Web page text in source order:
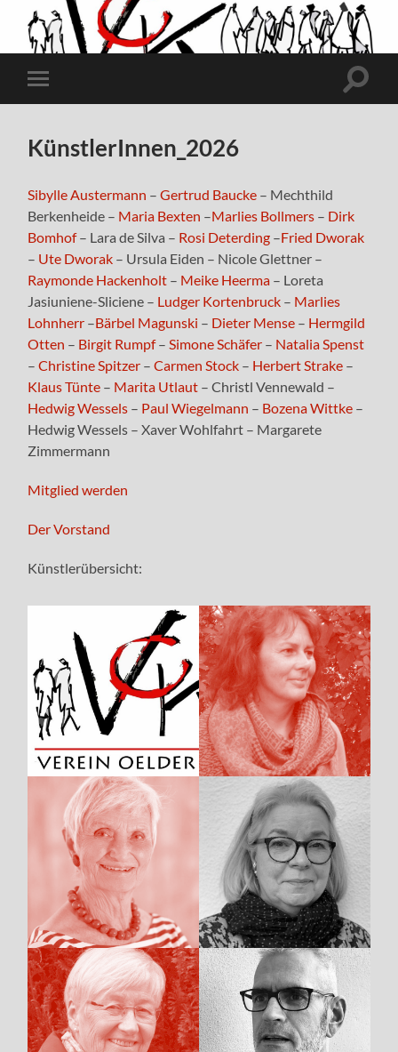
Mobile-
Menü
KünstlerInnen_2026
Sibylle Austermann –Gertrud Baucke – Mechthild
Berkenheide – Maria Bexten –Marlies Bollmers – Dirk
Bomhof– Lara de Silva – Rosi Deterding –Fried Dworak
– Ute Dworak – Ursula Eiden – Nicole Glettner –
Raymonde Hackenholt – Meike Heerma – Loreta
Jasiuniene-Sliciene – Ludger Kortenbruck – Marlies
Lohnherr –Bärbel Magunski – Dieter Mense – Hermgild
Otten – Birgit Rumpf– Simone Schäfer – Natalia Spenst
–Christine Spitzer –Carmen Stock – Herbert Strake –
Klaus Tünte – Marita Utlaut – Christl Vennewald –
Hedwig Wessels – Paul Wiegelmann – Bozena Wittke –
Hedwig Wessels – Xaver Wohlfahrt – Margarete
Zimmermann
Mitglied werden
Der Vorstand
Künstlerübersicht: